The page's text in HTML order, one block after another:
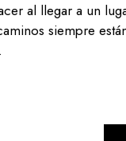
al llegar a un
siempre
.